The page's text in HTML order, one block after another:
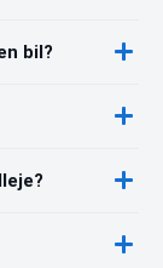
bil?